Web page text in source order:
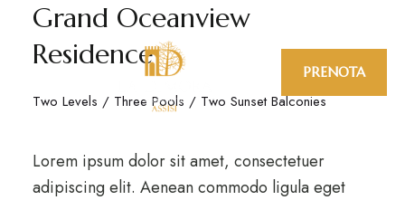
PRENOTA
Grand Oceanview
Residence
Two Levels / Three Pools / Two Sunset Balconies
Lorem ipsum dolor sit amet, consectetuer
adipiscing elit. Aenean commodo ligula eget